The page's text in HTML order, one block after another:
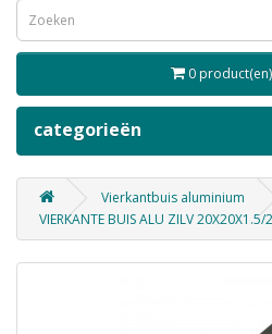
0
categorieën
Vierkantbuis aluminium
VIERKANTE BUIS ALU ZILV